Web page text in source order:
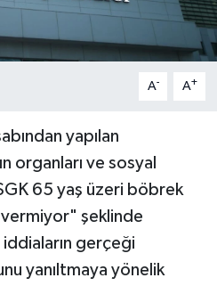
A- A+
yapılan
organları ve sosyal
65 yaş üzeri böbrek
vermiyor" şeklinde
iddiaların gerçeği
yanıltmaya yönelik